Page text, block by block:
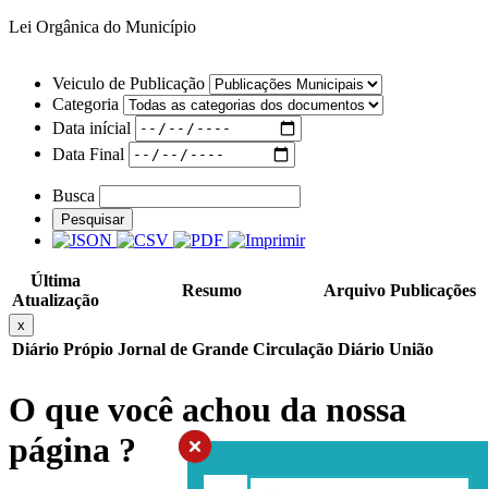
Lei Orgânica do Município
Veiculo de Publicação
Categoria
Data inícial
Data Final
Busca
Pesquisar
Última
Atualização
Resumo Arquivo Publicações
x
Diário Própio Jornal de Grande Circulação Diário União
O que você achou da nossa
página ?